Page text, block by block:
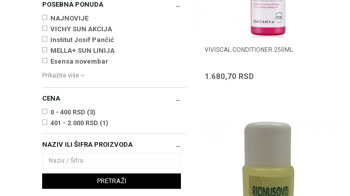
POSEBNA PONUDA
NAJNOVIJE
VICHY SUN AKCIJA
Institut Josif Pančić
MELLA+ SUN LINIJA
Esensa novembar
Prikažite više
CENA
0 - 400 RSD (3)
401 - 2.000 RSD (1)
NAZIV ILI ŠIFRA PROIZVODA
PRETRAŽI
VIVISCAL CONDITIONER 250ML
1.680,70 RSD